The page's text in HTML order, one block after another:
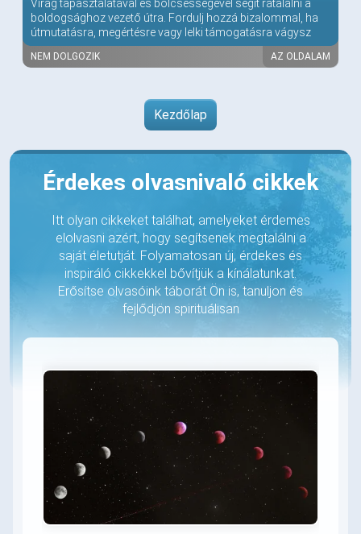
Virág tapasztalatával és bölcsességével segít rátalálni a
boldogsághoz vezető útra. Fordulj hozzá bizalommal, ha
útmutatásra, megértésre vagy lelki támogatásra vágysz
NEM DOLGOZIK AZ OLDALAM
Kezdőlap
Érdekes olvasnivaló cikkek
Itt olyan cikkeket találhat, amelyeket érdemes
elolvasni azért, hogy segítsenek megtalálni a
saját életutját. Folyamatosan új, érdekes és
inspiráló cikkekkel bővítjük a kínálatunkat.
Erősítse olvasóink táborát Ön is, tanuljon és
fejlődjön spirituálisan